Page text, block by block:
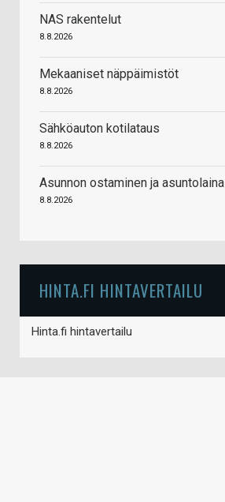
NAS rakentelut
8.8.2026
Mekaaniset näppäimistöt
8.8.2026
Sähköauton kotilataus
8.8.2026
Asunnon ostaminen ja asuntolaina
8.8.2026
HINTA.FI HINTAVERTAILU
Hinta.fi hintavertailu